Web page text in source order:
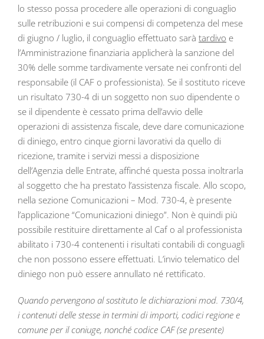
lo stesso possa procedere alle operazioni di conguaglio
sulle retribuzioni e sui compensi di competenza del mese
di giugno / luglio, il conguaglio effettuato sarà tardivo e
l’Amministrazione finanziaria applicherà la sanzione del
30% delle somme tardivamente versate nei confronti del
responsabile (il CAF o professionista). Se il sostituto riceve
un risultato 730-4 di un soggetto non suo dipendente o
se il dipendente è cessato prima dell’avvio delle
operazioni di assistenza fiscale, deve dare comunicazione
di diniego, entro cinque giorni lavorativi da quello di
ricezione, tramite i servizi messi a disposizione
dell’Agenzia delle Entrate, affinché questa possa inoltrarla
al soggetto che ha prestato l’assistenza fiscale. Allo scopo,
nella sezione Comunicazioni – Mod. 730-4, è presente
l’applicazione “Comunicazioni diniego”. Non è quindi più
possibile restituire direttamente al Caf o al professionista
abilitato i 730-4 contenenti i risultati contabili di conguagli
che non possono essere effettuati. L’invio telematico del
diniego non può essere annullato né rettificato.
Quando pervengono al sostituto le dichiarazioni mod. 730/4,
i contenuti delle stesse in termini di importi, codici regione e
comune per il coniuge, nonché codice CAF (se presente)